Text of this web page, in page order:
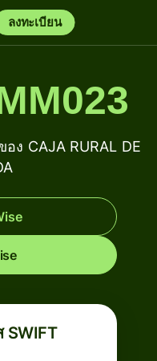
ลงทะเบียน
ง CAJA RURAL DE
SWIFT